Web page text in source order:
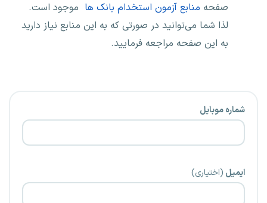
صفحه منابع آزمون استخدام بانک ها موجود است.
لذا شما می‌توانید در صورتی که به این منابع نیاز دارید
به این صفحه مراجعه فرمایید.
شماره موبایل
ایمیل (اختیاری)